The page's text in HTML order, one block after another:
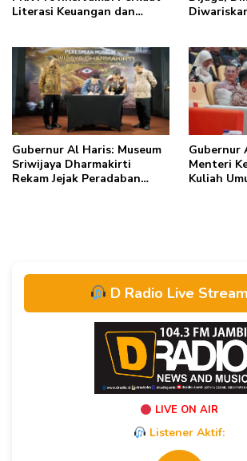
Literasi Keuangan dan
Gubernur Al Haris: Museum
Sriwijaya Dharmakirti
Rekam Jejak Peradaban
Gubernur
Menteri
Kuliah
D Radio Live
LIVE ON AIR
Listener Aktif: